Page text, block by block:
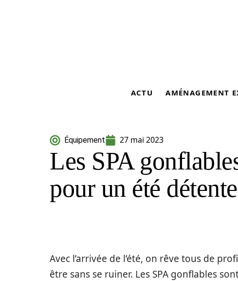
ACTU AMÉNAGEMENT
Équipement 27 mai 2023
Les SPA
pour un été
Avec l’arrivée de l’été, on rêve tous de
être sans se ruiner. Les SPA gonflables